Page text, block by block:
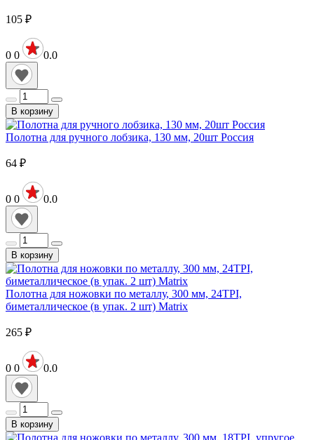
105 ₽
0 0 0.0
В корзину
Полотна для ручного лобзика, 130 мм, 20шт Россия
64 ₽
0 0 0.0
В корзину
Полотна для ножовки по металлу, 300 мм, 24TPI,
биметаллическое (в упак. 2 шт) Matrix
265 ₽
0 0 0.0
В корзину